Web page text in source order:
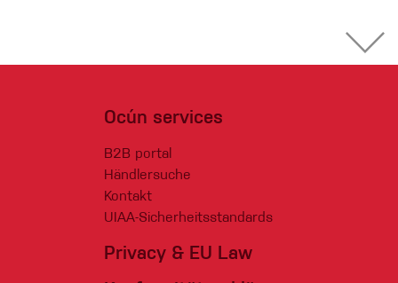
Ocún services
B2B portal
Händlersuche
Kontakt
UIAA-Sicherheitsstandards
Privacy & EU Law